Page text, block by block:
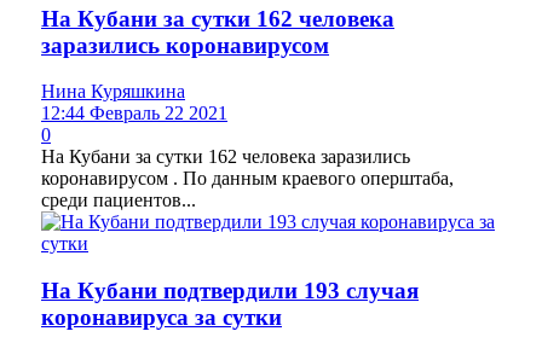
На Кубани за сутки 162 человека
заразились коронавирусом
Нина Куряшкина
12:44 Февраль 22 2021
0
На Кубани за сутки 162 человека заразились
коронавирусом . По данным краевого оперштаба,
среди пациентов...
На Кубани подтвердили 193 случая
коронавируса за сутки